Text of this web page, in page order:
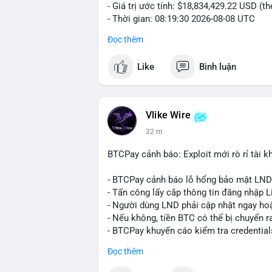
- Giá trị ước tính: $18,834,429.22 USD
- Thời gian: 08:19:30 2026-08-08 UTC
Nhận định phân tích:
chưa xác nhận cho thấy dấu hiệu của
mục. Với mức giá hiện tại, động thái
quyết định áp lực cung ngắn hạn lên thị
xuất hiện dòng tiền lớn, nhưng chưa đủ
lệnh chuyển tiếp theo.
Lời khuyên:
định xu hướng rõ ràng hơn. Tránh hành
hợp với khối lượng giao dịch chung và
#289btc #chuyenvilon
Đọc thêm
Like Bình luận
Vlike Wire
32 m
BTCPay cảnh báo: Exploit mới rò rỉ tài
- BTCPay cảnh báo lỗ hổng bảo mật
- Tấn công lấy cắp thông tin đăng nhập
- Người dùng LND phải cập nhật ngay
- Nếu không, tiền BTC có thể bị chuyển
- BTCPay khuyến cáo kiểm tra
#binancesquare
Đọc thêm